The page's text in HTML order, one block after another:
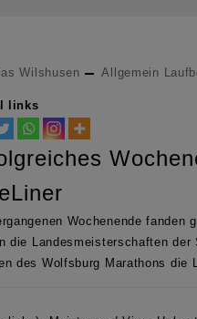
Wilshusen Allgemein
links
Wochenende fanden
die Landesmeisterschaften
des Wolfsburg Marathons die